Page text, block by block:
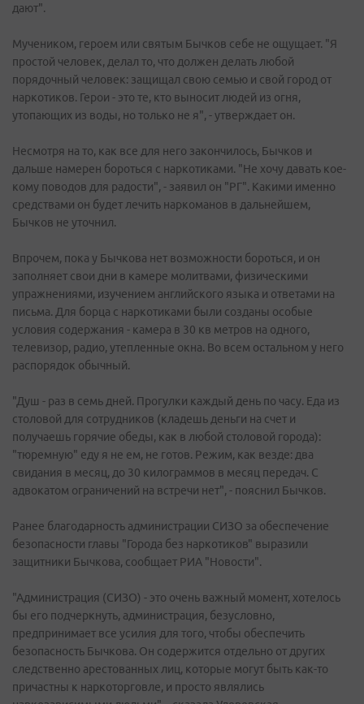
дают".
Мучеником, героем или святым Бычков себе не ощущает. "Я
простой человек, делал то, что должен делать любой
порядочный человек: защищал свою семью и свой город от
наркотиков. Герои - это те, кто выносит людей из огня,
утопающих из воды, но только не я", - утверждает он.
Несмотря на то, как все для него закончилось, Бычков и
дальше намерен бороться с наркотиками. "Не хочу давать кое-
кому поводов для радости", - заявил он "РГ". Какими именно
средствами он будет лечить наркоманов в дальнейшем,
Бычков не уточнил.
Впрочем, пока у Бычкова нет возможности бороться, и он
заполняет свои дни в камере молитвами, физическими
упражнениями, изучением английского языка и ответами на
письма. Для борца с наркотиками были созданы особые
условия содержания - камера в 30 кв метров на одного,
телевизор, радио, утепленные окна. Во всем остальном у него
распорядок обычный.
"Душ - раз в семь дней. Прогулки каждый день по часу. Еда из
столовой для сотрудников (кладешь деньги на счет и
получаешь горячие обеды, как в любой столовой города):
"тюремную" еду я не ем, не готов. Режим, как везде: два
свидания в месяц, до 30 килограммов в месяц передач. С
адвокатом ограничений на встречи нет", - пояснил Бычков.
Ранее благодарность администрации СИЗО за обеспечение
безопасности главы "Города без наркотиков" выразили
защитники Бычкова, сообщает РИА "Новости".
"Администрация (СИЗО) - это очень важный момент, хотелось
бы его подчеркнуть, администрация, безусловно,
предпринимает все усилия для того, чтобы обеспечить
безопасность Бычкова. Он содержится отдельно от других
следственно арестованных лиц, которые могут быть как-то
причастны к наркоторговле, и просто являлись